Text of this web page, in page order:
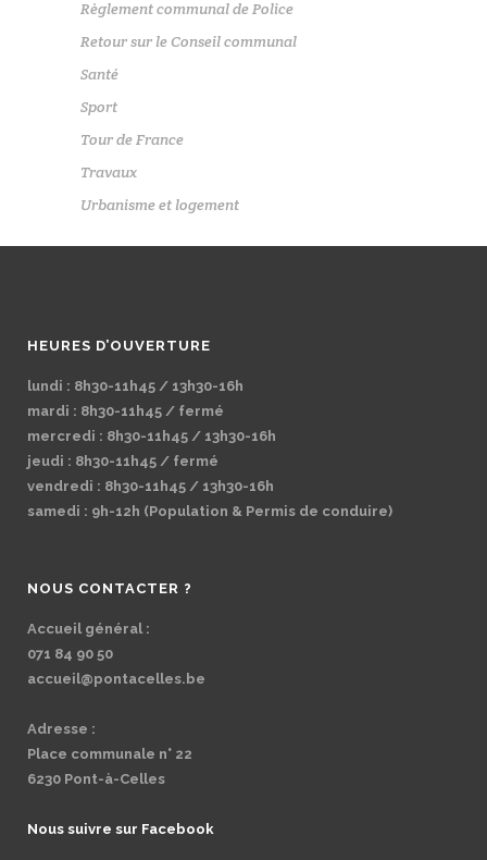
Règlement communal de Police
Retour sur le Conseil communal
Santé
Sport
Tour de France
Travaux
Urbanisme et logement
HEURES D’OUVERTURE
lundi : 8h30-11h45 / 13h30-16h
mardi : 8h30-11h45 / fermé
mercredi : 8h30-11h45 / 13h30-16h
jeudi : 8h30-11h45 / fermé
vendredi : 8h30-11h45 / 13h30-16h
samedi : 9h-12h (Population & Permis de conduire)
NOUS CONTACTER ?
Accueil général :
071 84 90 50
accueil@pontacelles.be
Adresse :
Place communale n° 22
6230 Pont-à-Celles
Nous suivre sur Facebook